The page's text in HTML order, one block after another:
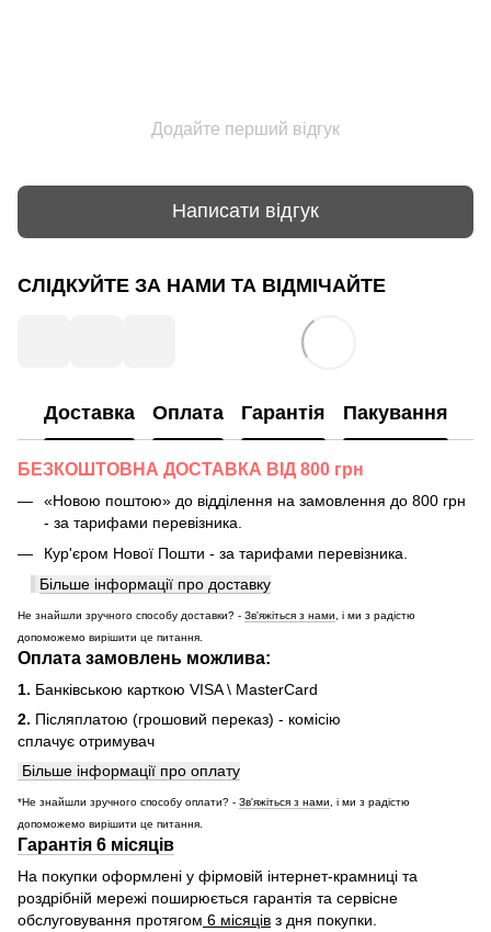
Додайте перший відгук
Написати відгук
СЛІДКУЙТЕ ЗА НАМИ ТА ВІДМІЧАЙТЕ
Доставка Оплата Гарантія Пакування
БЕЗКОШТОВНА ДОСТАВКА ВІД 800 грн
«Новою поштою» до відділення на замовлення до 800 грн
- за тарифами перевізника.
Кур'єром Нової Пошти - за тарифами перевізника.
Більше інформації про доставку
Не знайшли зручного способу доставки? - Зв'яжіться з нами, і ми з радістю
допоможемо вирішити це питання.
Оплата замовлень можлива:
1. Банківською карткою VISA \ MasterCard
2. Післяплатою (грошовий переказ) - комісію
сплачує отримувач
Більше інформації про оплату
*Не знайшли зручного способу оплати? - Зв'яжіться з нами, і ми з радістю
допоможемо вирішити це питання.
Гарантія 6 місяців
На покупки оформлені у фірмовій інтернет-крамниці та
роздрібній мережі поширюється гарантія та сервісне
обслуговування протягом 6 місяців з дня покупки.